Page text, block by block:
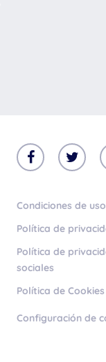
Condiciones de uso
Política de
Política de
sociales
Política de Cookies
Configuración de